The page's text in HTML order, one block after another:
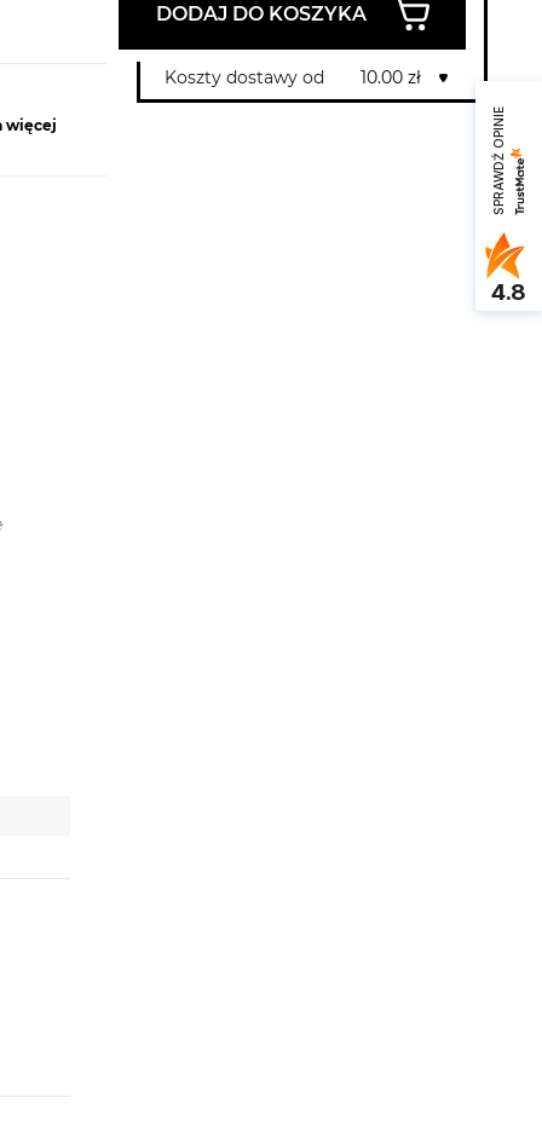
więcej
DODAJ DO KOSZYKA
Koszty dostawy od 10.00 zł
SPRAWDŹ OPINIE
4.8